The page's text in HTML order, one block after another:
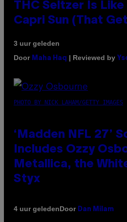
THC Seltzer Is
Capri Sun (That
3 uur geleden
Door Maha Haq | Reviewed by
PHOTO BY NICK LAHAM/GETTY IMAGES
‘Madden NFL 27’
Includes Ozzy
Metallica, the
Styx
4 uur geledenDoor Dan Milam